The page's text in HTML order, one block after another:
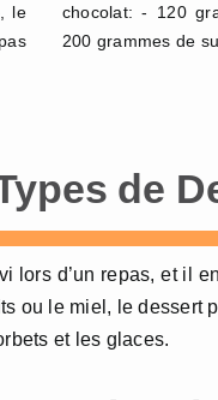
le
chocolat: - 120
200 grammes de
de
lors d’un repas, et il
ou le miel, le
et les glaces.